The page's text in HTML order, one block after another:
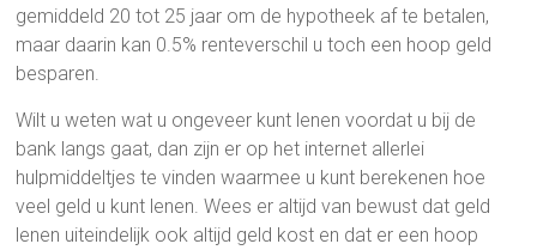
gemiddeld 20 tot 25 jaar om de hypotheek af te betalen,
maar daarin kan 0.5% renteverschil u toch een hoop geld
besparen.
Wilt u weten wat u ongeveer kunt lenen voordat u bij de
bank langs gaat, dan zijn er op het internet allerlei
hulpmiddeltjes te vinden waarmee u kunt berekenen hoe
veel geld u kunt lenen. Wees er altijd van bewust dat geld
lenen uiteindelijk ook altijd geld kost en dat er een hoop